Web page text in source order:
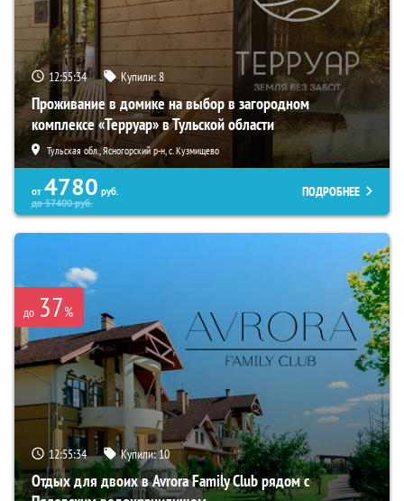
12:55:33 Купили:8
Проживание в домике на выбор в загородном
комплексе «Терруар» в Тульской области
Тульская обл., Ясногорский р-н, с. Кузмищево
от 4780 руб.
до57400руб.
ПОДРОБНЕЕ
до 37%
12:55:33 Купили:10
Отдых для двоих в Avrora Family Club рядом с